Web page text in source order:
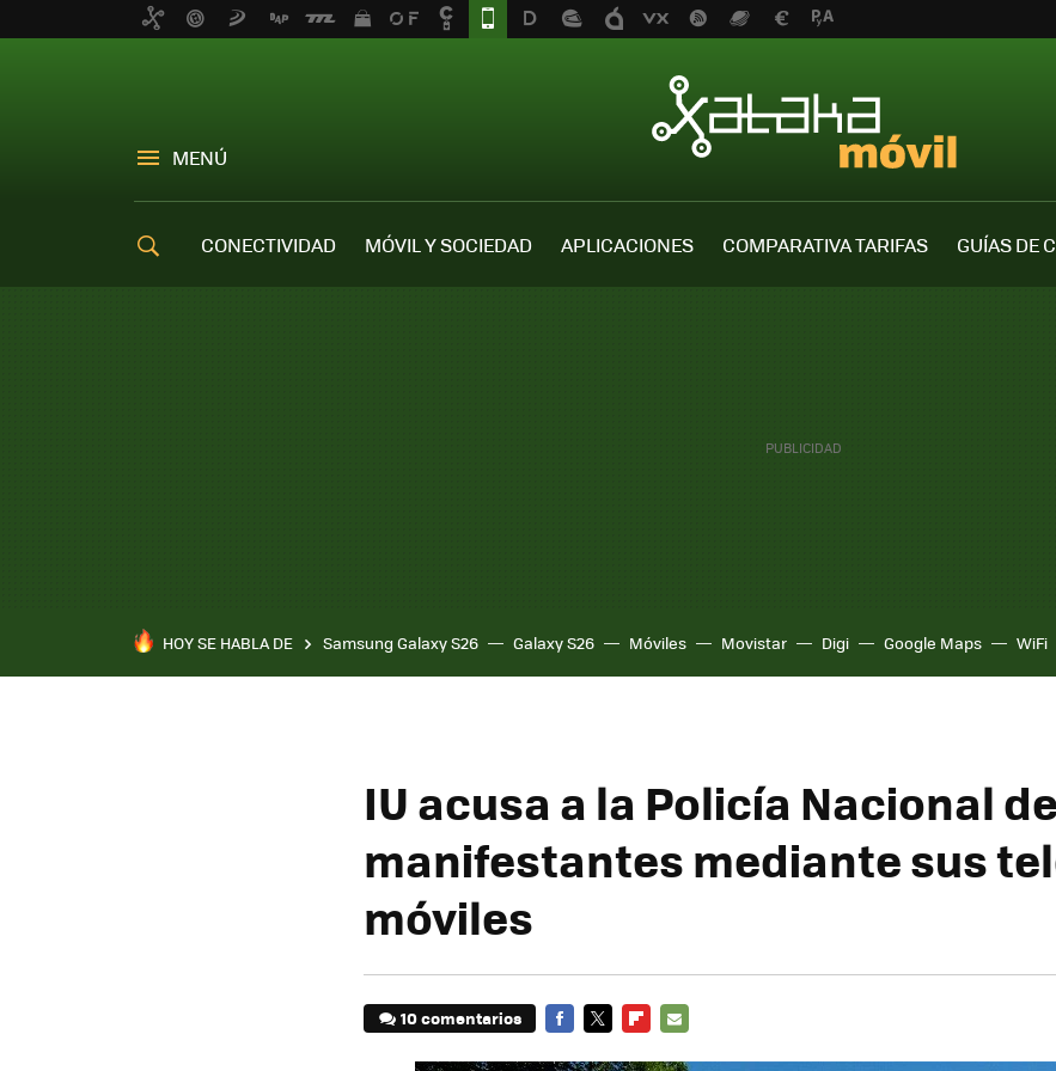
MENÚ
CONECTIVIDAD MÓVIL Y SOCIEDAD APLICACIONES COMPARATIVA TARIFAS
GUÍAS DE
HOY SE HABLA DE Samsung Galaxy S26 Galaxy S26 Móviles Movistar Digi Google Maps WiFi
IU acusa a la Policía Nacional
manifestantes mediante sus
móviles
10 comentarios